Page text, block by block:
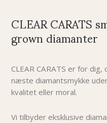
CLEAR CARATS
grown diamanter
CLEAR CARATS er for
næste diamantsmykke
kvalitet eller moral.
Vi tilbyder eksklusive